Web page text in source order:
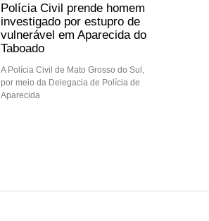
Polícia Civil prende homem
investigado por estupro de
vulnerável em Aparecida do
Taboado
A Polícia Civil de Mato Grosso do Sul,
por meio da Delegacia de Polícia de
Aparecida